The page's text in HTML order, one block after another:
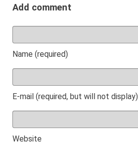
Add comment
Name (required)
E-mail (required, but will not display)
Website